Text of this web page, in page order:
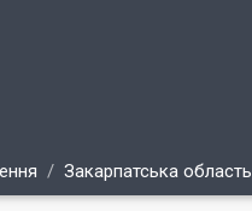
Закарпатська область